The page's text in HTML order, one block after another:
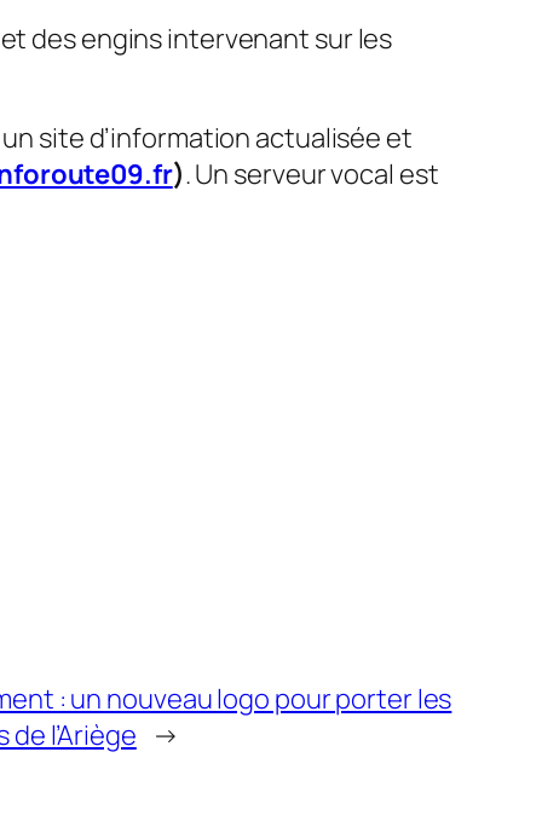
des engins intervenant sur les
site d’information actualisée et
). Un serveur vocal est
: un nouveau logo pour porter les
l’Ariège →